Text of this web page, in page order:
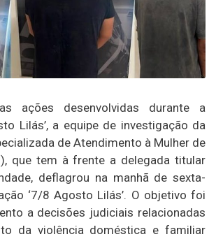
ações desenvolvidas durante a
Lilás’, a equipe de investigação da
de Atendimento à Mulher de
que tem à frente a delegada titular
deflagrou na manhã de sexta-
‘7/8 Agosto Lilás’. O objetivo foi
a decisões judiciais relacionadas
da violência doméstica e familiar